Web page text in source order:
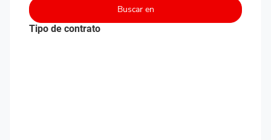
Buscar en
Tipo de contrato